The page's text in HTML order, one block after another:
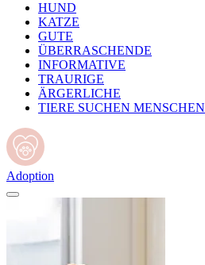
HUND
KATZE
GUTE
ÜBERRASCHENDE
INFORMATIVE
TRAURIGE
ÄRGERLICHE
TIERE SUCHEN MENSCHEN
Adoption